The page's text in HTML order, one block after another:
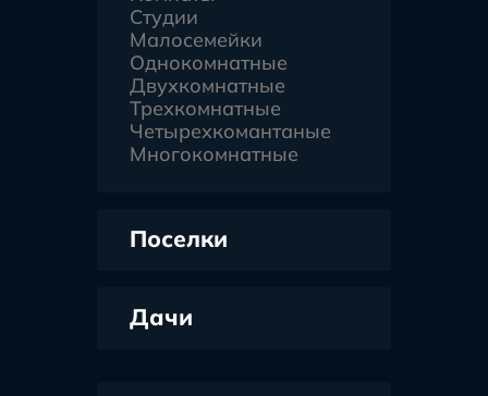
Студии
Малосемейки
Однокомнатные
Двухкомнатные
Трехкомнатные
Четырехкомантаные
Многокомнатные
Поселки
Дачи